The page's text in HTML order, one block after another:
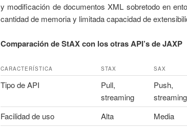
y modificación de documentos XML sobretodo en
cantidad de memoria y limitada capacidad de
Comparación de StAX con los otras API’s de JAXP
CARACTERÍSTICA STAX SAX
Tipo de API
Pull,
streaming
Push,
streaming
Facilidad de uso
Alta Media